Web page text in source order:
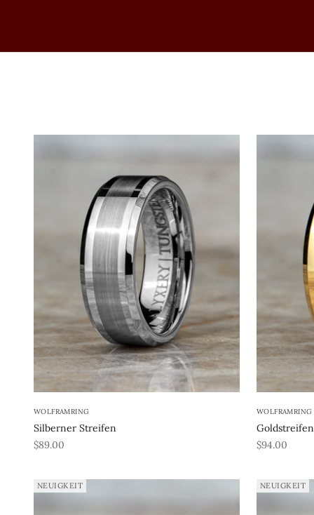
WOLFRAMRING
Silberner Streifen
REA-pris
$89.00
WOLFRAMRING
Goldstreifen
REA-pris
$94.00
NEUIGKEIT NEUIGKEIT